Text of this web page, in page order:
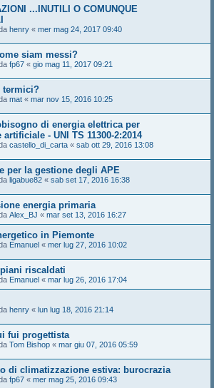
...INUTILI O COMUNQUE
henry « mer mag 24, 2017 09:40
siam messi?
fp67 « gio mag 11, 2017 09:21
termici?
mat « mar nov 15, 2016 10:25
di energia elettrica per
- UNI TS 11300-2:2014
castello_di_carta « sab ott 29, 2016 13:08
per la gestione degli APE
ligabue82 « sab set 17, 2016 16:38
energia primaria
Alex_BJ « mar set 13, 2016 16:27
in Piemonte
Emanuel « mer lug 27, 2016 10:02
riscaldati
Emanuel « mar lug 26, 2016 17:04
henry « lun lug 18, 2016 21:14
fui progettista
Tom Bishop « mar giu 07, 2016 05:59
di climatizzazione estiva: burocrazia
fp67 « mer mag 25, 2016 09:43